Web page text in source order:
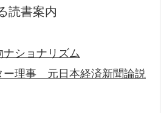
読書案内
ショナリズム
ー理事 元日本経済新聞論説